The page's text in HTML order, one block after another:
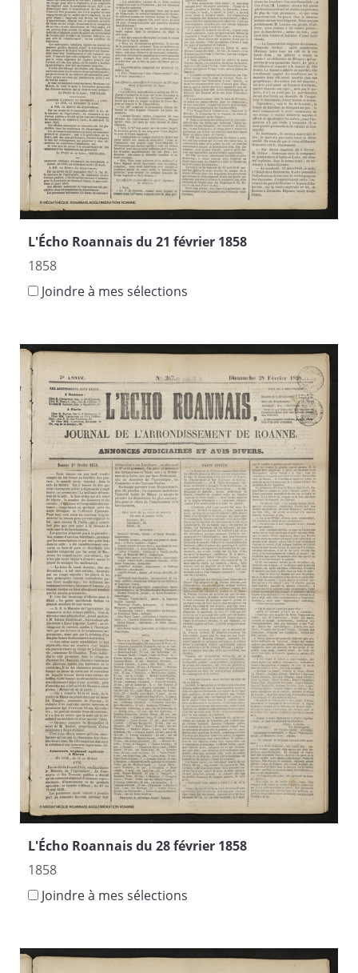
L'Écho Roannais du 21 février 1858
1858
Joindre à mes sélections
L'Écho Roannais du 28 février 1858
1858
Joindre à mes sélections